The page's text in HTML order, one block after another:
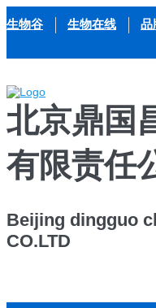
生物谷 生物在线 品
北京鼎国
有限责任
Beijing dingguo
CO.LTD